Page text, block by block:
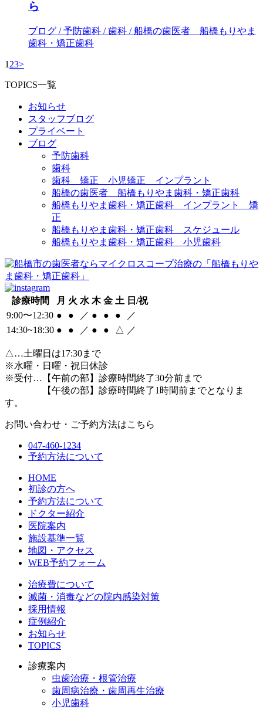
ら
ブログ / 予防歯科 / 歯科 / 船橋の歯医者 船橋もりやま
歯科・矯正歯科
1 23>
TOPICS一覧
お知らせ
スタッフブログ
プライベート
ブログ
予防歯科
歯科
歯科 矯正 小児矯正 インプラント
船橋の歯医者 船橋もりやま歯科・矯正歯科
船橋もりやま歯科・矯正歯科 インプラント 矯
正
船橋もりやま歯科・矯正歯科 スケジュール
船橋もりやま歯科・矯正歯科 小児歯科
診療時間 月 火 水 木 金 土 日/祝
9:00〜12:30 ● ● ／ ● ● ●
／
14:30~18:30 ● ● ／ ● ● △ ／
△…土曜日は17:30まで
※水曜・日曜・祝日休診
※受付…【午前の部】診療時間終了30分前まで
【午後の部】診療時間終了1時間前までとなりま
す。
お問い合わせ・ご予約方法はこちら
047-460-1234
予約方法について
HOME
初診の方へ
予約方法について
ドクター紹介
医院案内
施設基準一覧
地図・アクセス
WEB予約フォーム
治療費について
滅菌・消毒などの院内感染対策
採用情報
症例紹介
お知らせ
TOPICS
診療案内
虫歯治療・根管治療
歯周病治療・歯周再生治療
小児歯科